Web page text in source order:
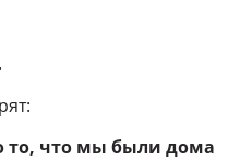
что мы были дома